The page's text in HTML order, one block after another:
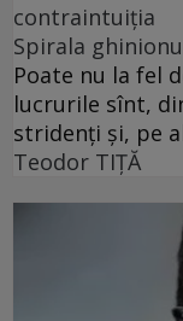
contraintuiția
Spirala
Poate nu la fel
lucrurile sînt,
stridenți și, pe
Teodor TIŢĂ